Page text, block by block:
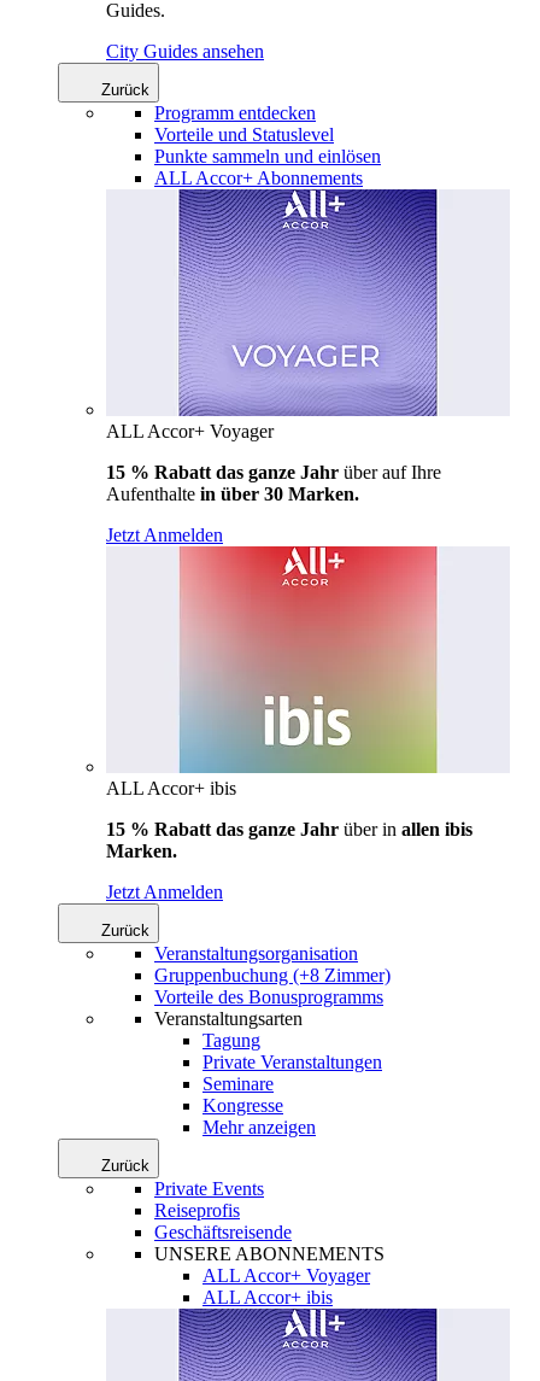
Guides.
City Guides ansehen
Zurück
Programm entdecken
Vorteile und Statuslevel
Punkte sammeln und einlösen
ALL Accor+ Abonnements
ALL Accor+ Voyager
15 % Rabatt das ganze Jahr über auf Ihre
Aufenthalte in über 30 Marken.
Jetzt Anmelden
ALL Accor+ ibis
15 % Rabatt das ganze Jahr über in allen ibis
Marken.
Jetzt Anmelden
Zurück
Veranstaltungsorganisation
Gruppenbuchung (+8 Zimmer)
Vorteile des Bonusprogramms
Veranstaltungsarten
Tagung
Private Veranstaltungen
Seminare
Kongresse
Mehr anzeigen
Zurück
Private Events
Reiseprofis
Geschäftsreisende
UNSERE ABONNEMENTS
ALL Accor+ Voyager
ALL Accor+ ibis